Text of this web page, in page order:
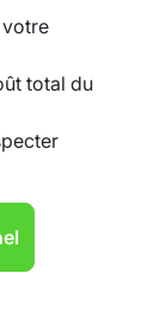
votre
total du